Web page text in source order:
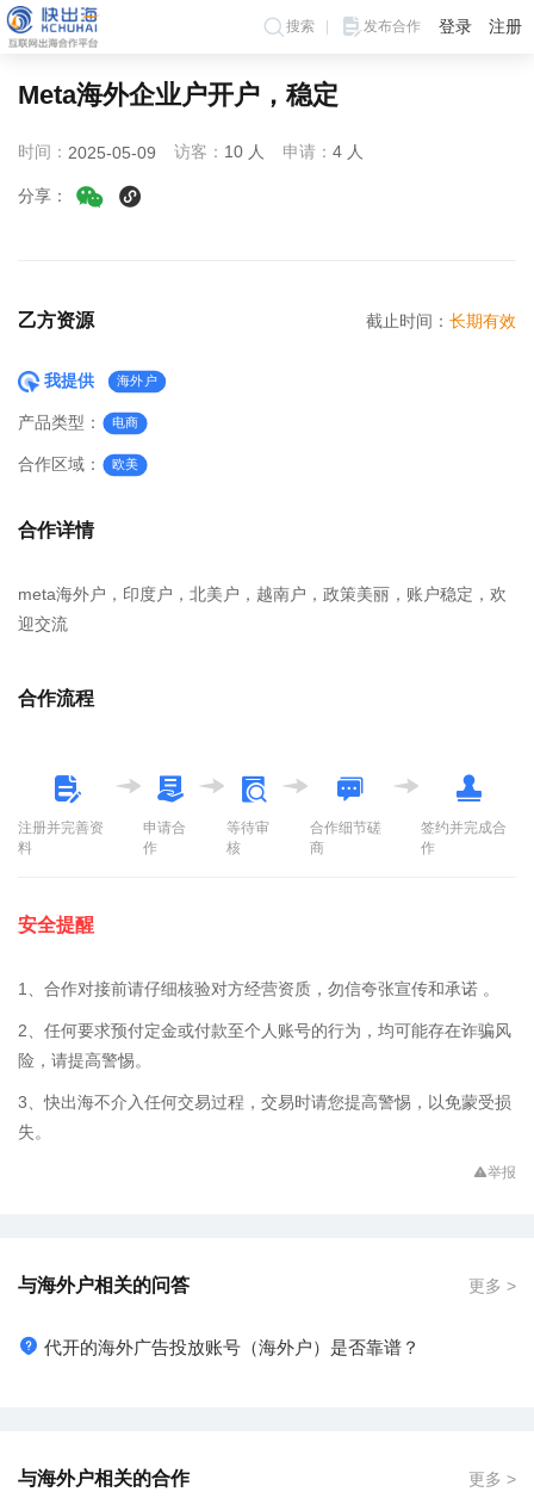
搜索 发布合作 登录 注册
Meta海外企业户开户，稳定
时间： 2025-05-09 访客： 10 人 申请： 4 人
分享：
乙方资源 截止时间： 长期有效
我提供 海外户
产品类型： 电商
合作区域： 欧美
合作详情
meta海外户，印度户，北美户，越南户，政策美丽，账户稳定，欢
迎交流
合作流程
注册并完善资
料
申请合
作
等待审
核
合作细节磋
商
签约并完成合
作
安全提醒
1、合作对接前请仔细核验对方经营资质，勿信夸张宣传和承诺 。
2、任何要求预付定金或付款至个人账号的行为，均可能存在诈骗风
险，请提高警惕。
3、快出海不介入任何交易过程，交易时请您提高警惕，以免蒙受损
失。
举报
与海外户相关的问答 更多 >
代开的海外广告投放账号（海外户）是否靠谱？
与海外户相关的合作 更多 >